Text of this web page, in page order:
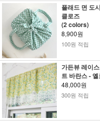
플래드 면 도
클로즈
(2 colors)
8,900원
100원 적립
가든뷰 레이
트 바란스 -
48,000원
300원 적립